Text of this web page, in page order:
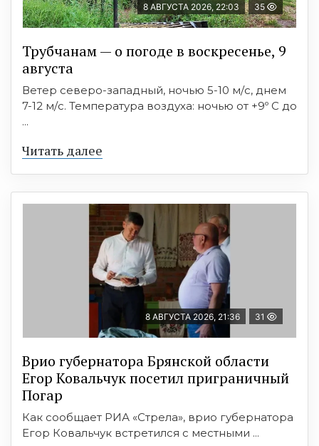
8 АВГУСТА 2026, 22:03 35
Трубчанам — о погоде в воскресенье, 9
августа
Ветер северо-западный, ночью 5-10 м/с, днем
7-12 м/с. Температура воздуха: ночью от +9º C до
...
Читать далее
8 АВГУСТА 2026, 21:36 31
Врио губернатора Брянской области
Егор Ковальчук посетил приграничный
Погар
Как сообщает РИА «Стрела», врио губернатора
Егор Ковальчук встретился с местными ...